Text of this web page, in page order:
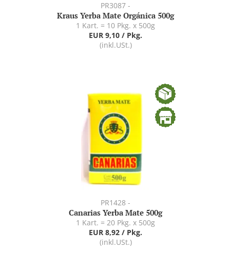
PR3087 -
Kraus Yerba Mate Orgánica 500g
1 Kart. = 10 Pkg. x 500g
EUR 9,10 / Pkg.
(inkl.USt.)
PR1428 -
Canarias Yerba Mate 500g
1 Kart. = 20 Pkg. x 500g
EUR 8,92 / Pkg.
(inkl.USt.)